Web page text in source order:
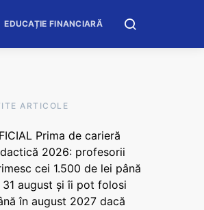
EDUCAȚIE FINANCIARĂ
ARTICOLE
Prima de carieră
2026: profesorii
cei 1.500 de lei până
31 august și îi pot folosi
în august 2027 dacă